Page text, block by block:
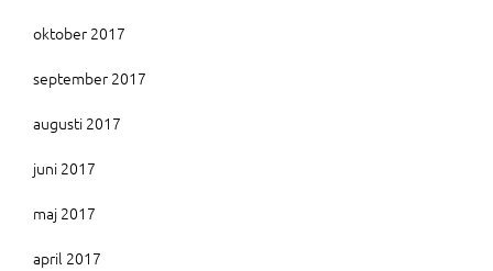
oktober 2017
september 2017
augusti 2017
juni 2017
maj 2017
april 2017